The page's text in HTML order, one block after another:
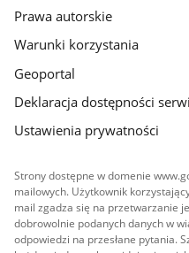
Prawa autorskie
Warunki korzystania
Geoportal
Deklaracja dostępności
Ustawienia prywatności
Strony dostępne w domenie
mailowych. Użytkownik
mail zgadza się na przetwarzanie
dobrowolnie podanych danych w
odpowiedzi na przesłane pytania.